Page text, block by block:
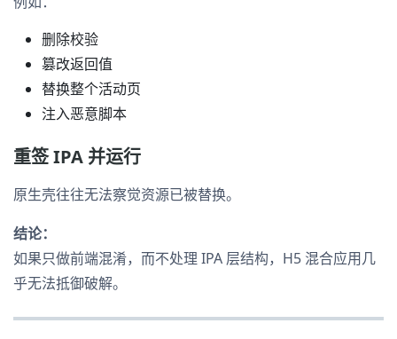
删除校验
篡改返回值
替换整个活动页
注入恶意脚本
重签 IPA 并运行
原生壳往往无法察觉资源已被替换。
结论：
如果只做前端混淆，而不处理 IPA 层结构，H5 混合应用几
乎无法抵御破解。